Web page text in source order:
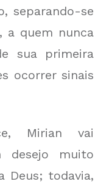
separando-se
a quem nunca
sua primeira
ocorrer sinais
Mirian vai
desejo muito
Deus; todavia,